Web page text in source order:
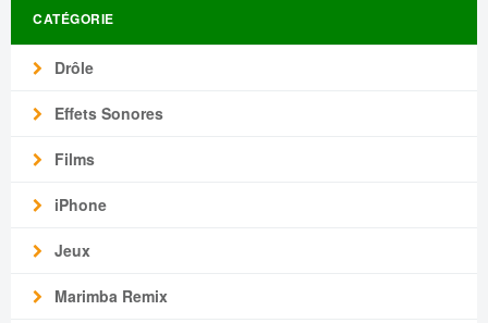
CATÉGORIE
Drôle
Effets Sonores
Films
iPhone
Jeux
Marimba Remix